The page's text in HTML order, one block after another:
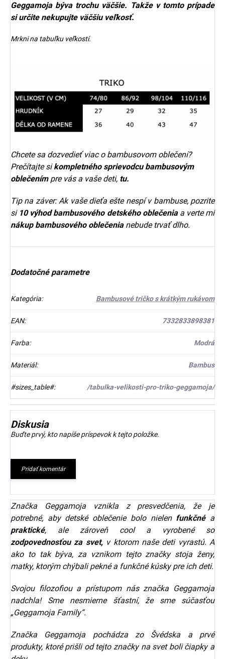
Geggamoja býva trochu väčšie. Takže v tomto prípade
si určite nekupujte väčšiu veľkosť.
Mrkni na tabuľku veľkostí.
Chcete sa dozvedieť viac o bambusovom oblečení?
Prečítajte sikompletného sprievodcu bambusovým
oblečenímpre vás a vaše deti, tu.
Tip na záver: Ak vaše dieťa ešte nespí v bambuse, pozrite
si 10 výhod bambusového detského oblečenia a verte mi
nákup bambusového oblečenia nebude trvať dlho.
Dodatočné parametre
Kategória: Bambusové tričko s krátkým rukávom
EAN: 7332833898381
Farba: Modrá
Materiál: Bambus
#sizes_table#: /tabulka-velikosti-pro-triko-geggamoja/
Diskusia
Buďte prvý, kto napíše príspevok k tejto položke.
Pridať komentár
Značka Geggamoja vznikla z presvedčenia, že je
potrebné, aby detské oblečenie bolo nielen funkčnéa
praktické, ale zároveň cool a vyrobené so
zodpovednosťou za svet,v ktorom naše deti vyrastú. A
ako to tak býva, za vznikom tejto značky stoja ženy,
matky, ktorým chýbali pekné a funkčné kúsky pre ich deti.
Svojou filozofiou a prístupom nás značka Geggamoja
nadchla! Sme nesmierne šťastní, že sme súčasťou
„Geggamoja Family“.
Značka Geggamoja pochádza zo Švédska a prvé
produkty, ktoré prišli od tejto značky na svet boli čiapky a